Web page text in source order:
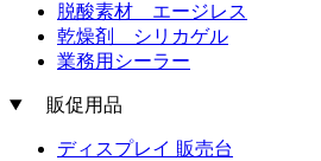
脱酸素材 エージレス
乾燥剤 シリカゲル
業務用シーラー
販促用品
ディスプレイ 販売台